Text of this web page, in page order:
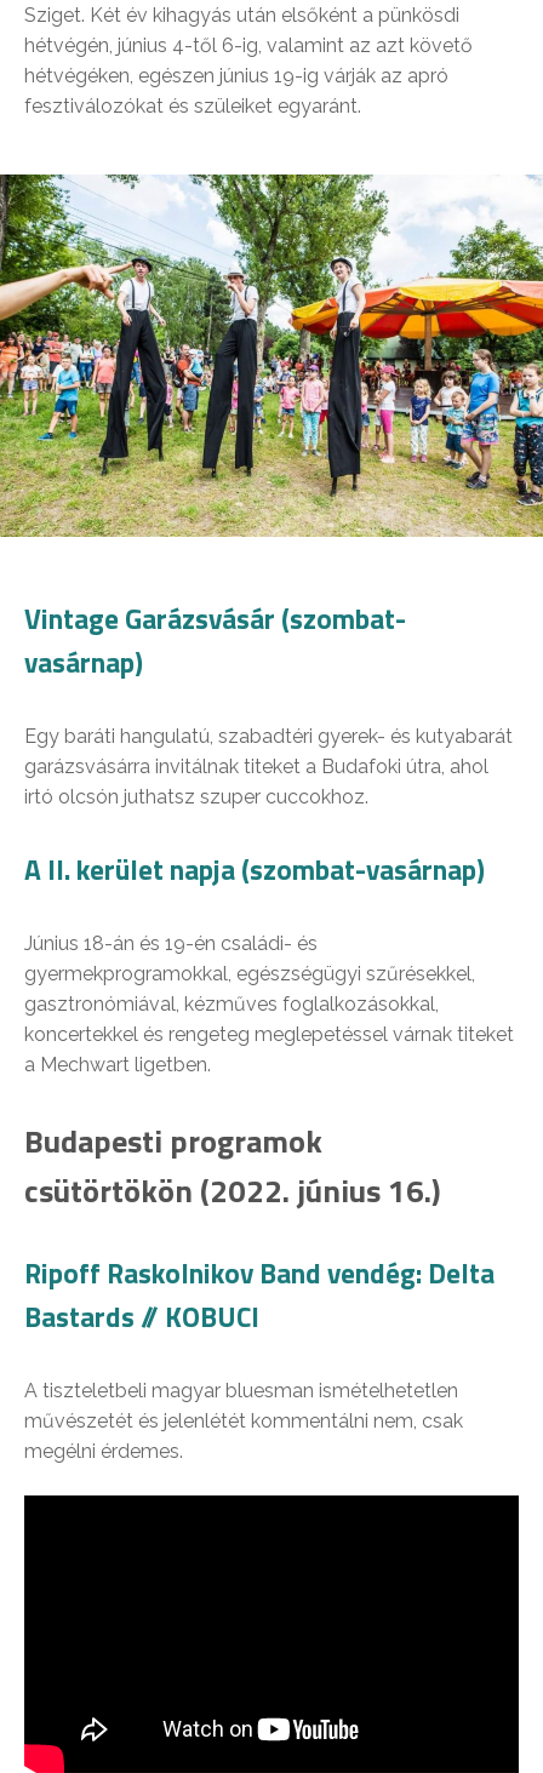
Sziget. Két év kihagyás után elsőként a pünkösdi
hétvégén, június 4-től 6-ig, valamint az azt követő
hétvégéken, egészen június 19-ig várják az apró
fesztiválozókat és szüleiket egyaránt.
Vintage Garázsvásár (szombat-
vasárnap)
Egy baráti hangulatú, szabadtéri gyerek- és kutyabarát
garázsvásárra invitálnak titeket a Budafoki útra, ahol
irtó olcsón juthatsz szuper cuccokhoz.
A II. kerület napja (szombat-vasárnap)
Június 18-án és 19-én családi- és
gyermekprogramokkal, egészségügyi szűrésekkel,
gasztronómiával, kézműves foglalkozásokkal,
koncertekkel és rengeteg meglepetéssel várnak titeket
a Mechwart ligetben.
Budapesti programok
csütörtökön (2022. június 16.)
Ripoff Raskolnikov Band vendég: Delta
Bastards // KOBUCI
A tiszteletbeli magyar bluesman ismételhetetlen
művészetét és jelenlétét kommentálni nem, csak
megélni érdemes.